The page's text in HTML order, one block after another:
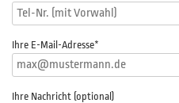
Ihre E-Mail-Adresse*
Ihre Nachricht (optional)